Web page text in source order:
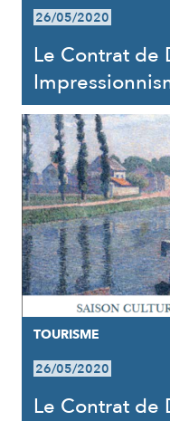
26/05/2020
Le Contrat de
TOURISME
26/05/2020
Le Contrat de